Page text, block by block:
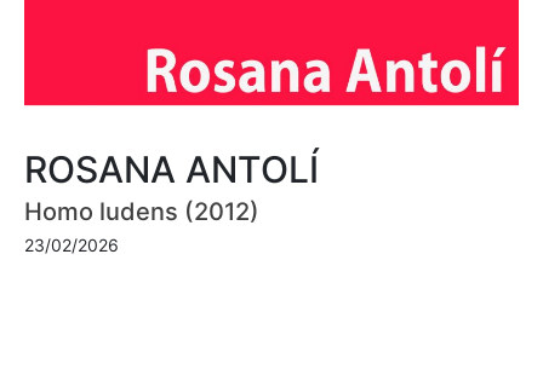
ROSANA ANTOLÍ
Homo ludens (2012)
23/02/2026